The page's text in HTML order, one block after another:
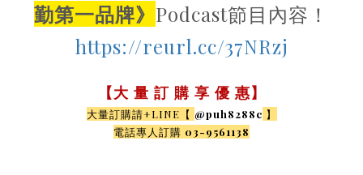
勤第一品牌》 Podcast節目內容！
https://reurl.cc/37NRzj
【大 量 訂 購 享 優 惠】
大量訂購請+LINE【 @puh8288c 】
電話專人訂購 03-9561138